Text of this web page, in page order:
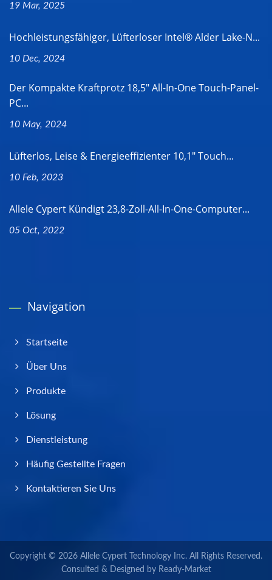
19 Mar, 2025
Hochleistungsfähiger, Lüfterloser Intel® Alder Lake-N...
10 Dec, 2024
Der Kompakte Kraftprotz 18,5" All-In-One Touch-Panel-
PC...
10 May, 2024
Lüfterlos, Leise & Energieeffizienter 10,1" Touch...
10 Feb, 2023
Allele Cypert Kündigt 23,8-Zoll-All-In-One-Computer...
05 Oct, 2022
Navigation
Startseite
Über Uns
Produkte
Lösung
Dienstleistung
Häufig Gestellte Fragen
Kontaktieren Sie Uns
Copyright © 2026 Allele Cypert Technology Inc. All Rights Reserved.
Consulted & Designed by Ready-Market